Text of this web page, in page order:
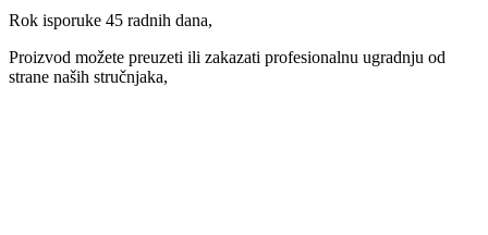
Rok isporuke 45 radnih dana,
Proizvod možete preuzeti ili zakazati profesionalnu ugradnju od
strane naših stručnjaka,